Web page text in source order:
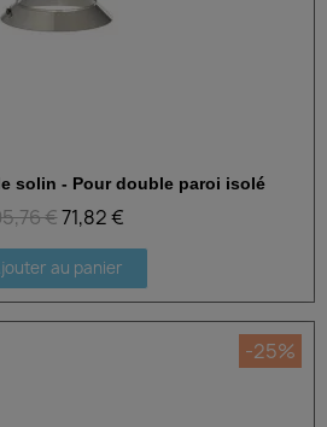
rapide
solin - Pour double paroi isolé
€71,82 €
au panier
-25%